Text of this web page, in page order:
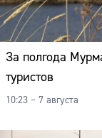
За полгода
туристов
10:23 – 7 августа